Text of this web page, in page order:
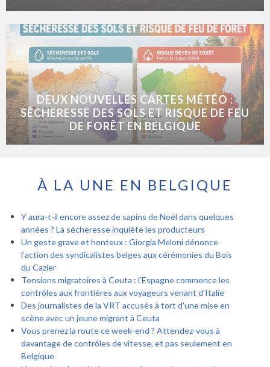
DEUX NOUVELLES CARTES MÉTÉO :
SÉCHERESSE DES SOLS ET RISQUE DE FEU
DE FORÊT EN BELGIQUE
À LA UNE EN BELGIQUE
Y aura-t-il encore assez de sapins de Noël dans quelques
années ? La sécheresse inquiète les producteurs
Un geste grave et honteux : Giorgia Meloni dénonce
l’action des syndicalistes belges aux cérémonies du Bois
du Cazier
Tensions migratoires à Ceuta : l’Espagne commence les
contrôles aux frontières aux voyageurs venant d’Italie
Des journalistes de la VRT accusés à tort d'une mise en
scène avec un jeune migrant à Ceuta
Vous prenez la route ce week-end ? Attendez-vous à
davantage de contrôles de vitesse, et pas seulement en
Belgique